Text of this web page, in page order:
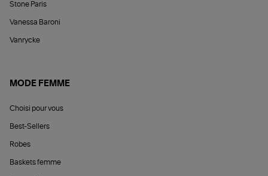
Stone Paris
Vanessa Baroni
Vanrycke
MODE FEMME
Choisi pour vous
Best-Sellers
Robes
Baskets femme